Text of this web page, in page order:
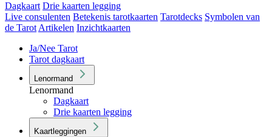
Dagkaart Drie kaarten legging
Live consulenten Betekenis tarotkaarten Tarotdecks Symbolen van
de Tarot Artikelen Inzichtkaarten
Ja/Nee Tarot
Tarot dagkaart
Lenormand
Lenormand
Dagkaart
Drie kaarten legging
Kaartleggingen